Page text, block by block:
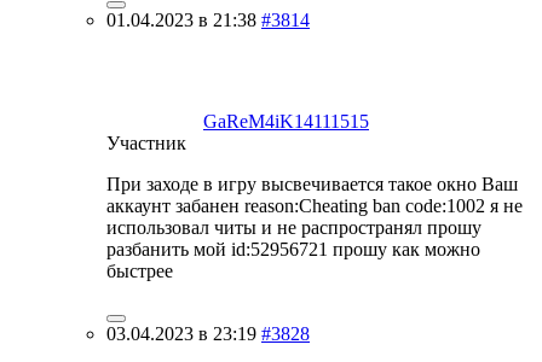
01.04.2023 в 21:38 #3814
GaReM4iK14111515
Участник
При заходе в игру высвечивается такое окно Ваш
аккаунт забанен reason:Cheating ban code:1002 я не
использовал читы и не распространял прошу
разбанить мой id:52956721 прошу как можно
быстрее
03.04.2023 в 23:19 #3828